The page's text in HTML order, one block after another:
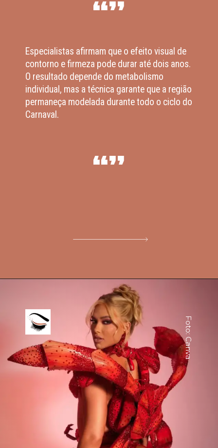
“”
“”
Especialistas afirmam que o efeito visual de
contorno e firmeza pode durar até dois anos.
O resultado depende do metabolismo
individual, mas a técnica garante que a região
permaneça modelada durante todo o ciclo do
Carnaval.
Foto: Canva